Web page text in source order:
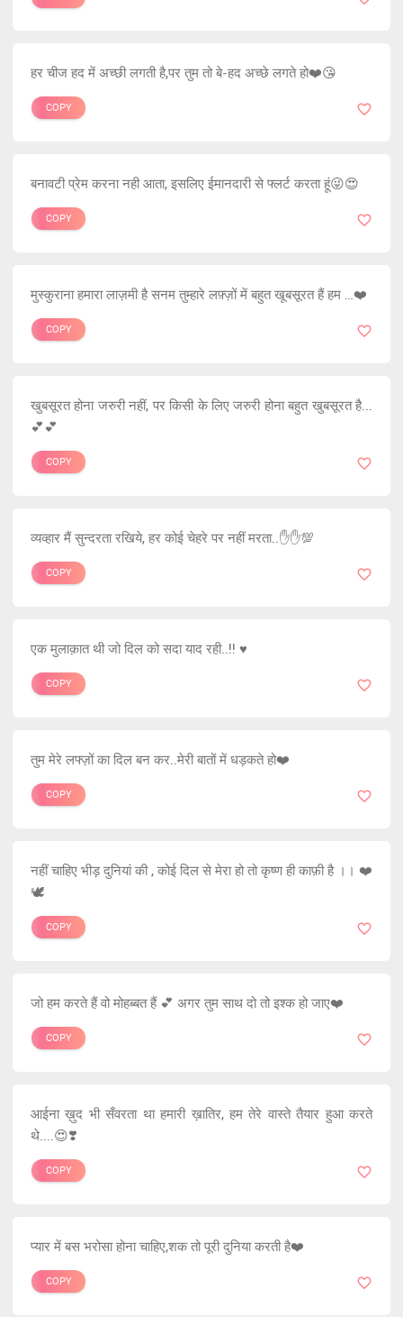
हर चीज हद में अच्छी लगती है,पर तुम तो बे-हद अच्छे लगते हो❤️😘
COPY
बनावटी प्रेम करना नही आता, इसलिए ईमानदारी से फ्लर्ट करता हूं😜😍
COPY
मुस्कुराना हमारा लाज़मी है सनम तुम्हारे लफ़्ज़ों में बहुत खूबसूरत हैं हम …❤️
COPY
खुबसूरत होना जरुरी नहीं, पर किसी के लिए जरुरी होना बहुत खुबसूरत है...
💕💕
COPY
व्यव्हार मैं सुन्दरता रखिये, हर कोई चेहरे पर नहीं मरता..✋✋💯
COPY
एक मुलाक़ात थी जो दिल को सदा याद रही..!! ♥️
COPY
तुम मेरे लफ्ज़ों का दिल बन कर..मेरी बातों में धड़कते हो❤️
COPY
नहीं चाहिए भीड़ दुनियां की , कोई दिल से मेरा हो तो कृष्ण ही काफ़ी है ।। ❤️
🕊
COPY
जो हम करते हैं वो मोहब्बत हैं 💕 अगर तुम साथ दो तो इश्क हो जाए❤️
COPY
आईना ख़ुद भी सँवरता था हमारी ख़ातिर, हम तेरे वास्ते तैयार हुआ करते
थे....😍❣️
COPY
प्यार में बस भरोसा होना चाहिए,शक तो पूरी दुनिया करती है❤️
COPY